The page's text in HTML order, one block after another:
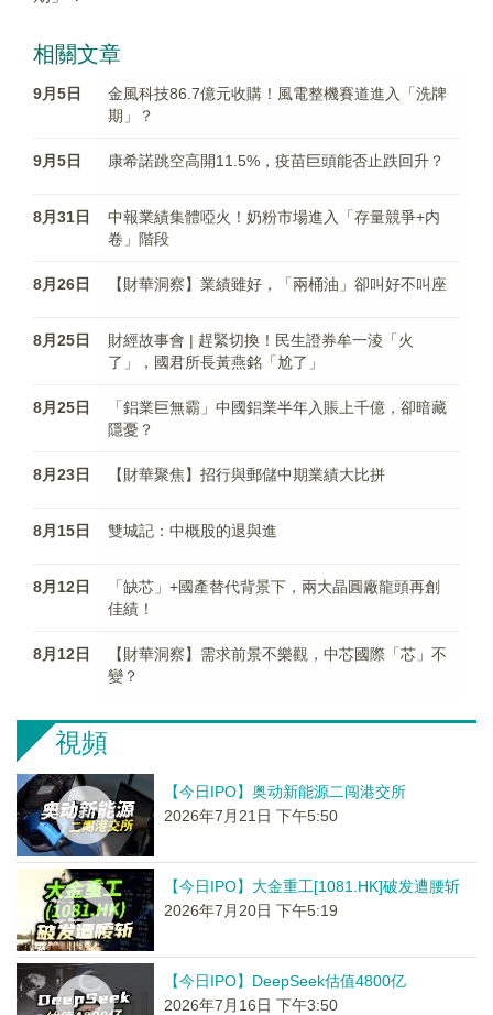
相關文章
9月5日
金風科技86.7億元收購！風電整機賽道進入「洗牌
期」？
9月5日 康希諾跳空高開11.5%，疫苗巨頭能否止跌回升？
8月31日
中報業績集體啞火！奶粉市場進入「存量競爭+内
卷」階段
8月26日 【財華洞察】業績雖好，「兩桶油」卻叫好不叫座
8月25日
財經故事會 | 趕緊切換！民生證券牟一淩「火
了」，國君所長黃燕銘「尬了」
8月25日
「鋁業巨無霸」中國鋁業半年入賬上千億，卻暗藏
隱憂？
8月23日 【財華聚焦】招行與郵儲中期業績大比拼
8月15日 雙城記：中概股的退與進
8月12日
「缺芯」+國產替代背景下，兩大晶圓廠龍頭再創
佳績！
8月12日
【財華洞察】需求前景不樂觀，中芯國際「芯」不
變？
視頻
【今日IPO】奥动新能源二闯港交所
2026年7月21日 下午5:50
【今日IPO】大金重工[1081.HK]破发遭腰斩
2026年7月20日 下午5:19
【今日IPO】DeepSeek估值4800亿
2026年7月16日 下午3:50